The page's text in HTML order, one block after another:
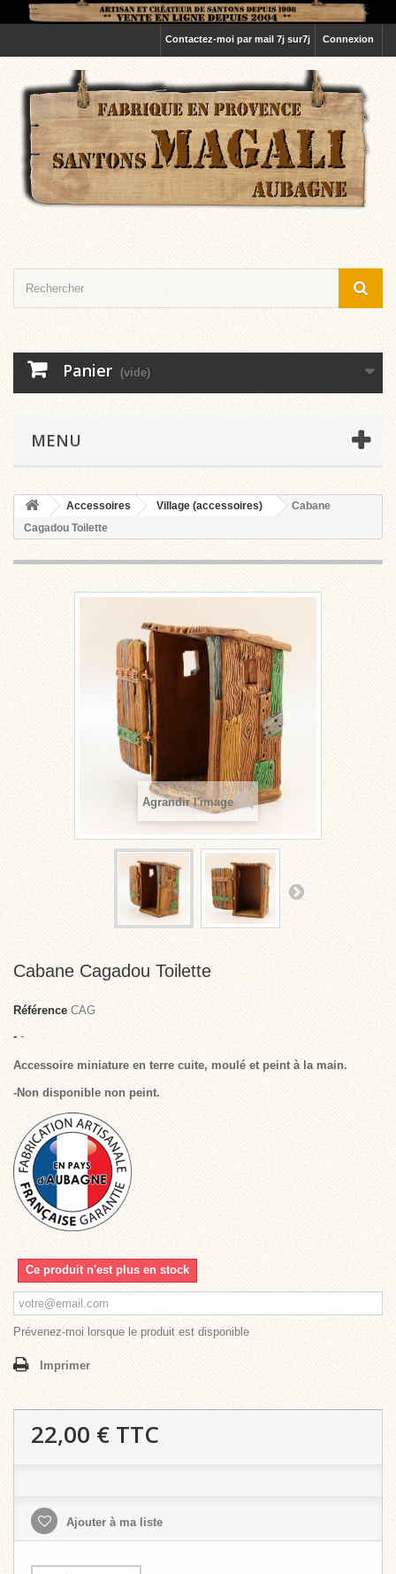
Connexion
Contactez-moi par mail 7j sur7j
Panier (vide)
MENU
Accessoires Village (accessoires)
Cabane
Cagadou Toilette
Agrandir l'image
Cabane Cagadou Toilette
Référence CAG
- -
Accessoire miniature en terre cuite, moulé et peint à la main.
-Non disponible non peint.
Ce produit n'est plus en stock
Prévenez-moi lorsque le produit est disponible
Imprimer
22,00 € TTC
Ajouter à ma liste